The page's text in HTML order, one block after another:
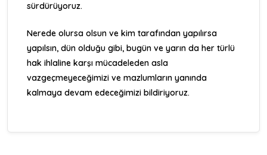
sürdürüyoruz.
Nerede olursa olsun ve kim tarafından yapılırsa
yapılsın, dün olduğu gibi, bugün ve yarın da her türlü
hak ihlaline karşı mücadeleden asla
vazgeçmeyeceğimizi ve mazlumların yanında
kalmaya devam edeceğimizi bildiriyoruz.